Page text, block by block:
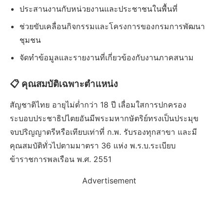
ประสานงานกับหน่วยงานและประชาชนในพื้นที่
ช่วยขับเคลื่อนกิจกรรมและโครงการของกรมการพัฒนา
ชุมชน
จัดทำข้อมูลและรายงานที่เกี่ยวข้องกับงานภาคสนาม
📋 คุณสมบัติเฉพาะตำแหน่ง
สัญชาติไทย อายุไม่ต่ำกว่า 18 ปี เลื่อมใสการปกครอง
ระบอบประชาธิปไตยอันมีพระมหากษัตริย์ทรงเป็นประมุข
จบปริญญาตรีหรือเทียบเท่าที่ ก.พ. รับรองทุกสาขา และมี
คุณสมบัติทั่วไปตามมาตรา 36 แห่ง พ.ร.บ.ระเบียบ
ข้าราชการพลเรือน พ.ศ. 2551
Advertisement